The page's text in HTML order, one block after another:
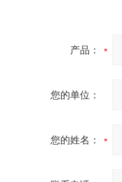
产品：
您的单位：
您的姓名：